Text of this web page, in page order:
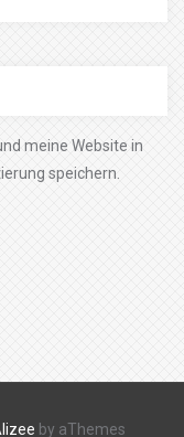
meine Website in
speichern.
by aThemes